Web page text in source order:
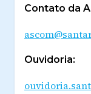
Contato da
Ouvidoria: